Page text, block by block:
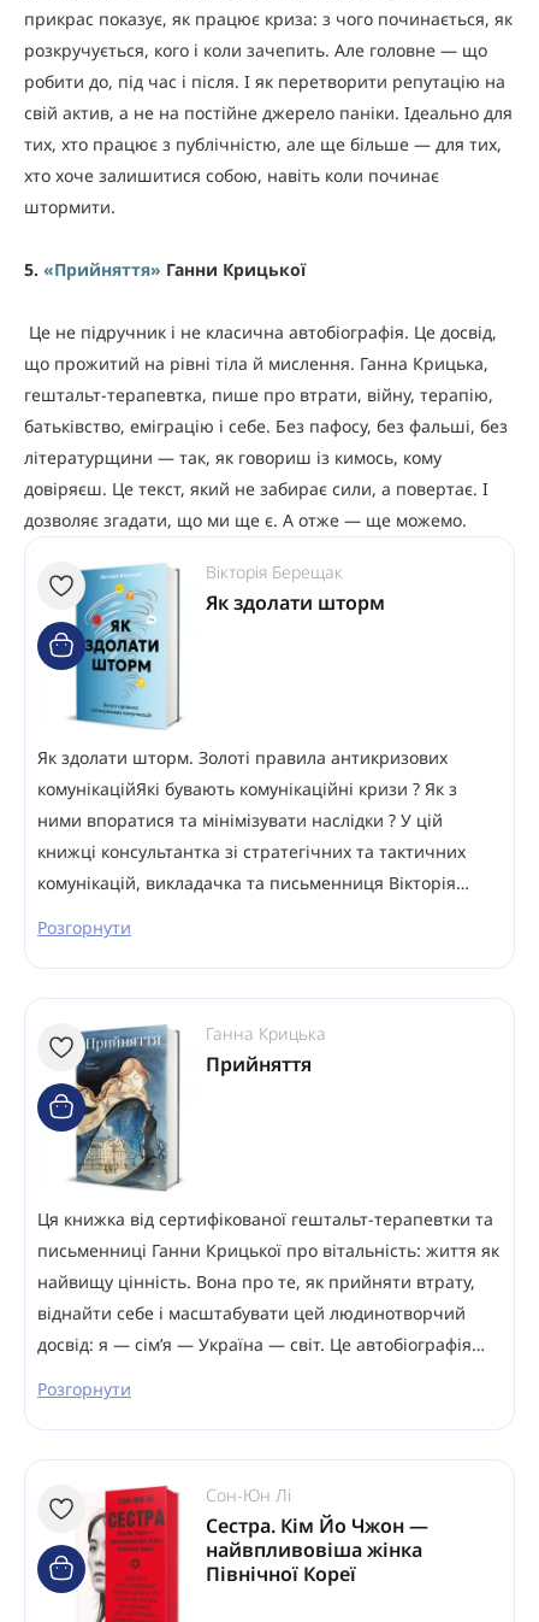
прикрас показує, як працює криза: з чого починається, як
розкручується, кого і коли зачепить. Але головне — що
робити до, під час і після. І як перетворити репутацію на
свій актив, а не на постійне джерело паніки. Ідеально для
тих, хто працює з публічністю, але ще більше — для тих,
хто хоче залишитися собою, навіть коли починає
штормити.
5. «Прийняття» Ганни Крицької
Це не підручник і не класична автобіографія. Це досвід,
що прожитий на рівні тіла й мислення. Ганна Крицька,
гештальт-терапевтка, пише про втрати, війну, терапію,
батьківство, еміграцію і себе. Без пафосу, без фальші, без
літературщини — так, як говориш із кимось, кому
довіряєш. Це текст, який не забирає сили, а повертає. І
дозволяє згадати, що ми ще є. А отже — ще можемо.
Вікторія Берещак
Як здолати шторм
Як здолати шторм. Золоті правила антикризових
комунікаційЯкі бувають комунікаційні кризи ? Як з
ними впоратися та мінімізувати наслідки ? У цій
книжці консультантка зі стратегічних та тактичних
комунікацій, викладачка та письменниця Вікторія…
Розгорнути
Ганна Крицька
Прийняття
Ця книжка від сертифікованої гештальт-терапевтки та
письменниці Ганни Крицької про вітальність: життя як
найвищу цінність. Вона про те, як прийняти втрату,
віднайти себе і масштабувати цей людинотворчий
досвід: я — сім’я — Україна — світ. Це автобіографія…
Розгорнути
Сон-Юн Лі
Сестра. Кім Йо Чжон —
найвпливовіша жінка
Північної Кореї